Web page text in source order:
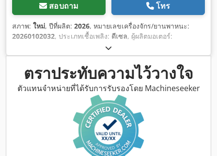
สอบถาม โทร
สภาพ: ใหม่, ปีที่ผลิต: 2026, หมายเลขเครื่องจักร/ยานพาหนะ:
20260102032, ประเภทเชื้อเพลิง: ดีเซล, ผู้ผลิตมอเตอร์:
ตราประทับความไว้วางใจ
ตัวแทนจำหน่ายที่ได้รับการรับรองโดย Machineseeker